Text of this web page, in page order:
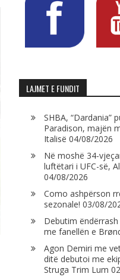
LAJMET E FUNDIT
SHBA, “Dardania”
Paradison, majën
Italisë 04/08/2026
Në moshë 34-
luftëtari i UFC-së,
04/08/2026
Como ashpërson
sezonale! 03/08/
Debutim
me fanellën e
Agon Demiri me
ditë debutoi me
Struga Trim Lum